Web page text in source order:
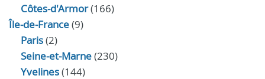
Côtes-d'Armor(166)
Île-de-France(9)
Paris(2)
Seine-et-Marne(230)
Yvelines(144)